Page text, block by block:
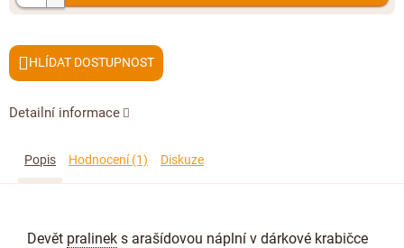
Detailní informace
HLÍDAT
Popis Hodnocení (1) Diskuze
Devět pralinek s arašídovou náplní v dárkové krabičce